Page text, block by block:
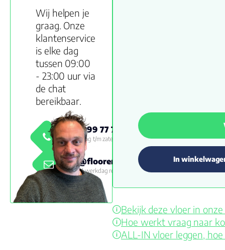
Wij helpen je
graag. Onze
klantenservice
is elke dag
tussen 09:00
- 23:00 uur via
de chat
bereikbaar.
0800 999 77 79
Maandag t/m zaterdag 09:00 -
18:00
info@floorenmore.nl
Binnen 1 werkdag reactie
In
Bekijk deze vloer in
Hoe werkt vraag naar
ALL-IN vloer leggen,